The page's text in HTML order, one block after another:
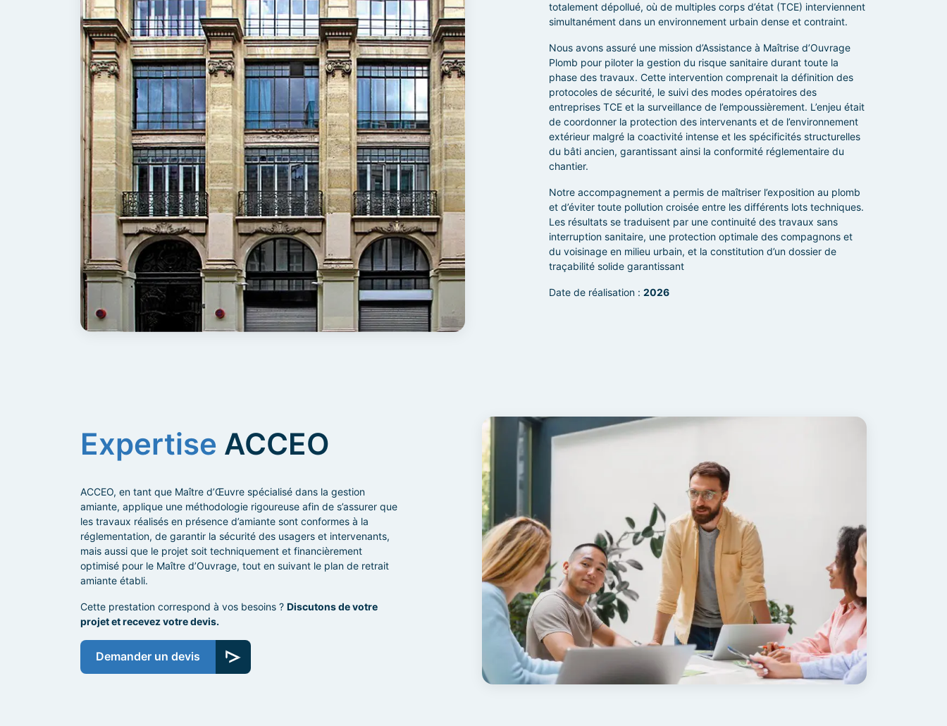
totalement dépollué, où de multiples corps d’état (TCE) interviennent
simultanément dans un environnement urbain dense et contraint.
Nous avons assuré une mission d’Assistance à Maîtrise d’Ouvrage
Plomb pour piloter la gestion du risque sanitaire durant toute la
phase des travaux. Cette intervention comprenait la définition des
protocoles de sécurité, le suivi des modes opératoires des
entreprises TCE et la surveillance de l’empoussièrement. L’enjeu était
de coordonner la protection des intervenants et de l’environnement
extérieur malgré la coactivité intense et les spécificités structurelles
du bâti ancien, garantissant ainsi la conformité réglementaire du
chantier.
Notre accompagnement a permis de maîtriser l’exposition au plomb
et d’éviter toute pollution croisée entre les différents lots techniques.
Les résultats se traduisent par une continuité des travaux sans
interruption sanitaire, une protection optimale des compagnons et
du voisinage en milieu urbain, et la constitution d’un dossier de
traçabilité solide garantissant
Date de réalisation : 2026
Expertise ACCEO
ACCEO, en tant que Maître d’Œuvre spécialisé dans la gestion
amiante, applique une méthodologie rigoureuse afin de s’assurer que
les travaux réalisés en présence d’amiante sont conformes à la
réglementation, de garantir la sécurité des usagers et intervenants,
mais aussi que le projet soit techniquement et financièrement
optimisé pour le Maître d’Ouvrage, tout en suivant le plan de retrait
amiante établi.
Cette prestation correspond à vos besoins ? Discutons de votre
projet et recevez votre devis.
Demander un devis